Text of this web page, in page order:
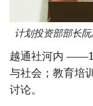
计划投资部部长
越通社河内
与社会；教育培
讨论。